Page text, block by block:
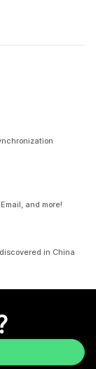
and more!
in China